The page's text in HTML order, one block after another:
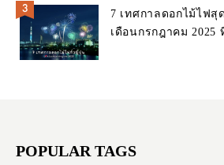
7 เทศกาลดอกไม้ไฟ
เดือนกรกฎาคม 2025
POPULAR TAGS